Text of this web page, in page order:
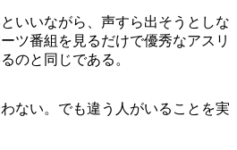
いいながら、声すら出そうとしな
ツ番組を見るだけで優秀なアスリ
のと同じである。
ない。でも違う人がいることを実